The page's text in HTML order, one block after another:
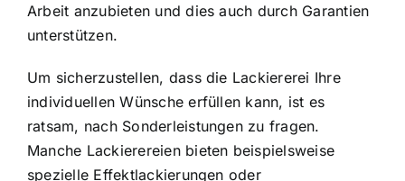
Arbeit anzubieten und dies auch durch Garantien
unterstützen.
Um sicherzustellen, dass die Lackiererei Ihre
individuellen Wünsche erfüllen kann, ist es
ratsam, nach Sonderleistungen zu fragen.
Manche Lackierereien bieten beispielsweise
spezielle Effektlackierungen oder